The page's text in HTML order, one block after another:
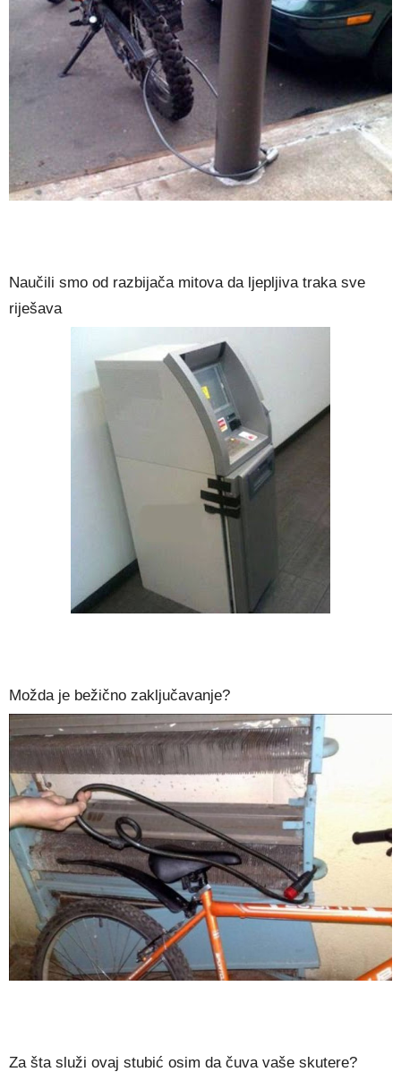
Naučili smo od razbijača mitova da ljepljiva traka sve
riješava
Možda je bežično zaključavanje?
Za šta služi ovaj stubić osim da čuva vaše skutere?